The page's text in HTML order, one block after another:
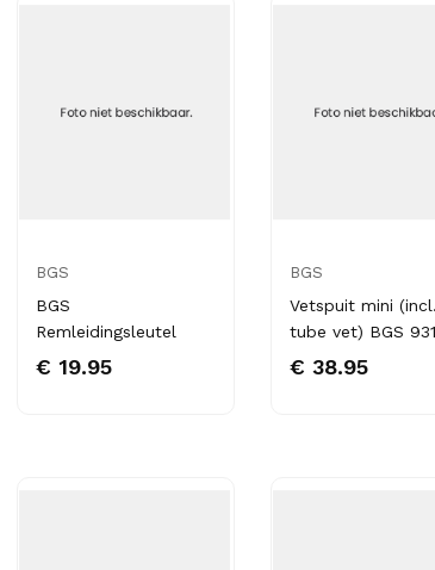
BGS
BGS
Remleidingsleutel
€ 19.95
BGS
Vetspuit mini
tube vet) BGS
€ 38.95